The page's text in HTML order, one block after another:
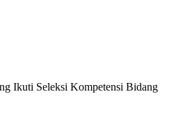
Ikuti Seleksi Kompetensi Bidang